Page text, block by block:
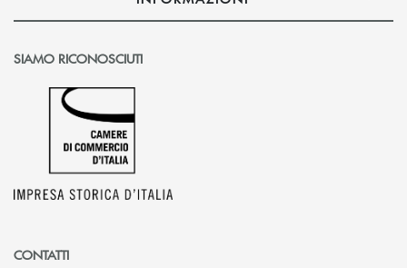
SIAMO RICONOSCIUTI
CONTATTI